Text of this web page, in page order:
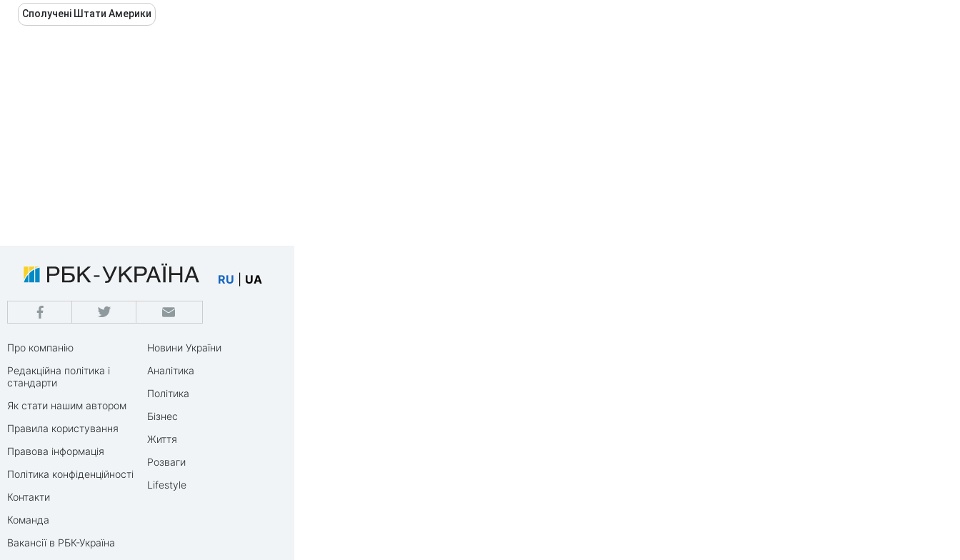
Сполучені Штати Америки
RU UA
Про компанію
Редакційна політика і
стандарти
Як стати нашим автором
Правила користування
Правова інформація
Політика конфіденційності
Контакти
Команда
Вакансії в РБК-Україна
Новини України
Аналітика
Політика
Бізнес
Життя
Розваги
Lifestyle